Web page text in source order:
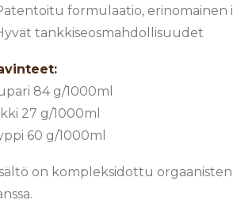
formulaatio, erinomainen
tankkiseosmahdollisuudet
84 g/1000ml
27 g/1000ml
60 g/1000ml
on kompleksidottu